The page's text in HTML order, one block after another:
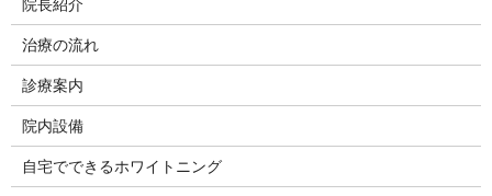
院長紹介
治療の流れ
診療案内
院内設備
自宅でできるホワイトニング